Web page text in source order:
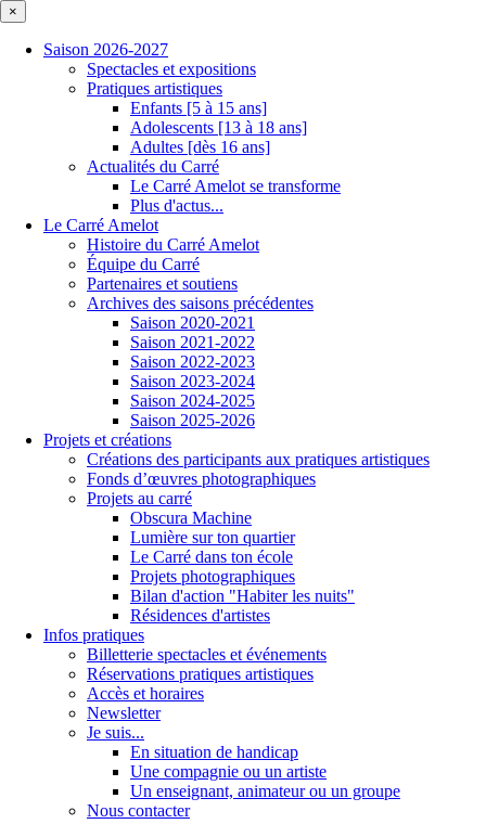
×
Saison 2026-2027
Spectacles et expositions
Pratiques artistiques
Enfants [5 à 15 ans]
Adolescents [13 à 18 ans]
Adultes [dès 16 ans]
Actualités du Carré
Le Carré Amelot se transforme
Plus d'actus...
Le Carré Amelot
Histoire du Carré Amelot
Équipe du Carré
Partenaires et soutiens
Archives des saisons précédentes
Saison 2020-2021
Saison 2021-2022
Saison 2022-2023
Saison 2023-2024
Saison 2024-2025
Saison 2025-2026
Projets et créations
Créations des participants aux pratiques artistiques
Fonds d’œuvres photographiques
Projets au carré
Obscura Machine
Lumière sur ton quartier
Le Carré dans ton école
Projets photographiques
Bilan d'action "Habiter les nuits"
Résidences d'artistes
Infos pratiques
Billetterie spectacles et événements
Réservations pratiques artistiques
Accès et horaires
Newsletter
Je suis...
En situation de handicap
Une compagnie ou un artiste
Un enseignant, animateur ou un groupe
Nous contacter